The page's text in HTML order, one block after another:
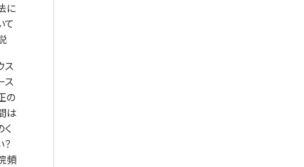
に
て
ス
ス
の
は
く
？
頻